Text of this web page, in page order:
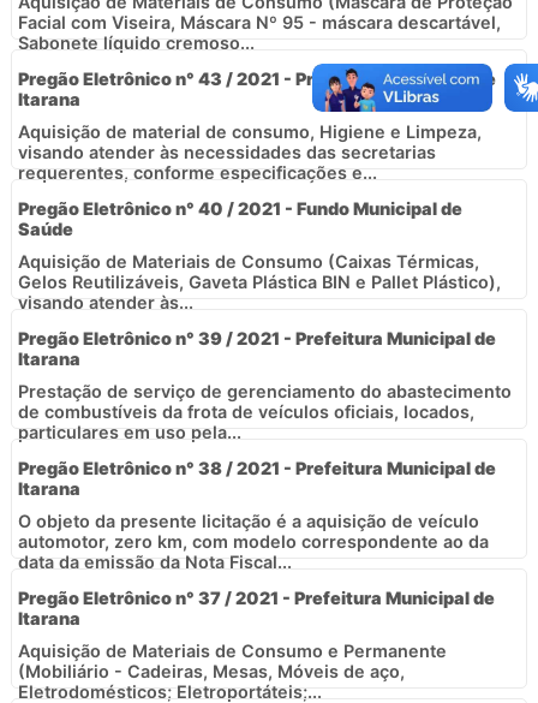
Facial com Viseira, Máscara Nº 95 - máscara descartável,
Sabonete líquido cremoso...
Pregão Eletrônico n° 43 / 2021 - Prefeitura Municipal de
Itarana
Aquisição de material de consumo, Higiene e Limpeza,
visando atender às necessidades das secretarias
requerentes, conforme especificações e...
Pregão Eletrônico n° 40 / 2021 - Fundo Municipal de
Saúde
Aquisição de Materiais de Consumo (Caixas Térmicas,
Gelos Reutilizáveis, Gaveta Plástica BIN e Pallet Plástico),
visando atender às...
Pregão Eletrônico n° 39 / 2021 - Prefeitura Municipal de
Itarana
Prestação de serviço de gerenciamento do abastecimento
de combustíveis da frota de veículos oficiais, locados,
particulares em uso pela...
Pregão Eletrônico n° 38 / 2021 - Prefeitura Municipal de
Itarana
O objeto da presente licitação é a aquisição de veículo
automotor, zero km, com modelo correspondente ao da
data da emissão da Nota Fiscal...
Pregão Eletrônico n° 37 / 2021 - Prefeitura Municipal de
Itarana
Aquisição de Materiais de Consumo e Permanente
(Mobiliário - Cadeiras, Mesas, Móveis de aço,
Eletrodomésticos; Eletroportáteis;...